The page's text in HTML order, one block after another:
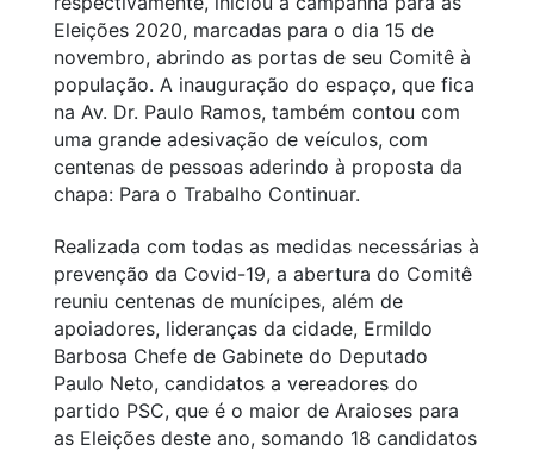
Eleições 2020, marcadas para o dia 15 de
novembro, abrindo as portas de seu Comitê à
população. A inauguração do espaço, que fica
na Av. Dr. Paulo Ramos, também contou com
uma grande adesivação de veículos, com
centenas de pessoas aderindo à proposta da
chapa: Para o Trabalho Continuar.
Realizada com todas as medidas necessárias à
prevenção da Covid-19, a abertura do Comitê
reuniu centenas de munícipes, além de
apoiadores, lideranças da cidade, Ermildo
Barbosa Chefe de Gabinete do Deputado
Paulo Neto, candidatos a vereadores do
partido PSC, que é o maior de Araioses para
as Eleições deste ano, somando 18 candidatos